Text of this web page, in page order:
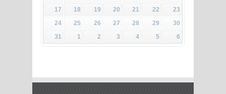
17
18 19 20 21 22
23
24
25 26 27 28 29
30
31
1 2 3 4 5 6